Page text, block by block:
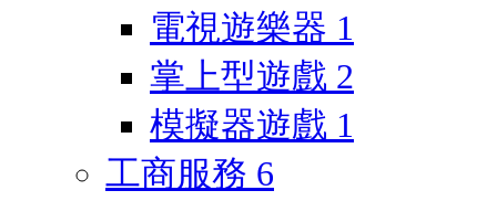
電視遊樂器 1
掌上型遊戲 2
模擬器遊戲 1
工商服務 6